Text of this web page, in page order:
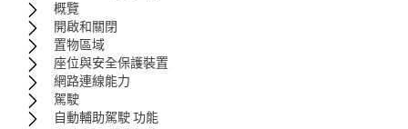
概覽
開啟和關閉
置物區域
座位與安全保護裝置
網路連線能力
駕駛
自動輔助駕駛 功能